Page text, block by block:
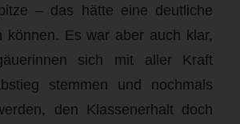
– das hätte eine deutliche
können. Es war aber auch klar,
sich mit aller Kraft
stemmen und nochmals
den Klassenerhalt doch